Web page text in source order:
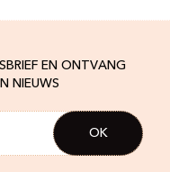
EN ONTVANG
NIEUWS